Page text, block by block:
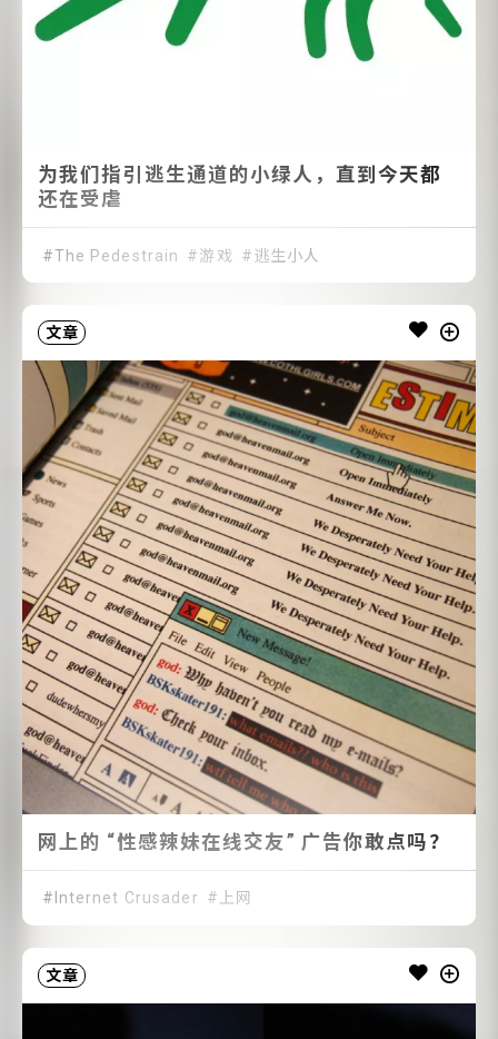
为我们指引逃生通道的小绿人，直到今天都
还在受虐
The Pedestrain 游戏 逃生小人
文章
网上的 “性感辣妹在线交友” 广告你敢点吗？
Internet Crusader 上网
文章